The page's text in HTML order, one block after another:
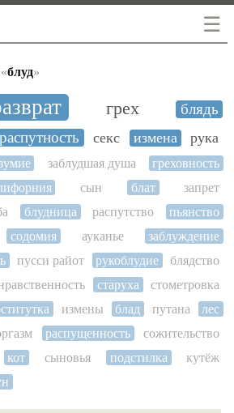
☰
блуд»
грех
блядь
распутность секс измена
рука
заблудшая душа
греховность
сын блат
запрет
блудница распутство
пьянство
содомия ауканье
заблуждение
пусси райот рукоблудие
блядство
старуха
стометровка
измены блад путана
лес
распущенность
сожительство
кот сыновья подстилка
кутёж